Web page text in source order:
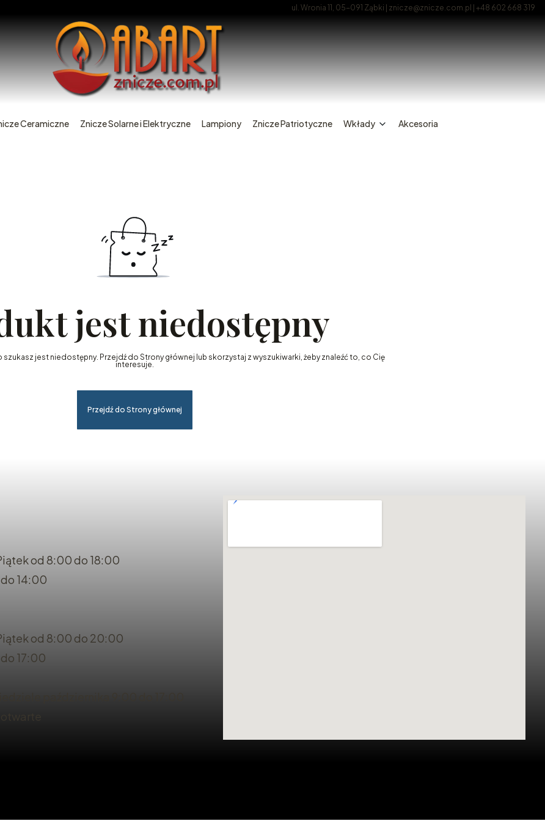
ul. Wronia 11, 05-091 Ząbki | znicze@znicze.com.pl | +48 602 668 319
Ceramiczne Znicze Solarne i Elektryczne Lampiony Znicze Patriotyczne Wkłady Akcesoria
jest niedostępny
jest niedostępny. Przejdź do Strony głównej lub skorzystaj z wyszukiwarki, żeby znaleźć to, co Cię
interesuje.
Przejdź do Strony głównej
od 8:00 do 18:00
14:00
od 8:00 do 20:00
17:00